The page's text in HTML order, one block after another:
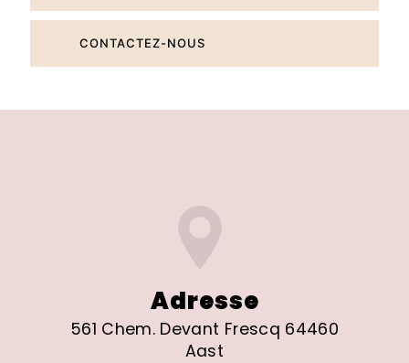
CONTACTEZ-NOUS
Adresse
561 Chem. Devant Frescq 64460
Aast